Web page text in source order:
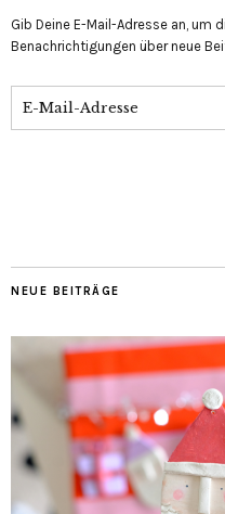
Gib Deine E-Mail-Adresse an, um
Benachrichtigungen über neue
NEUE BEITRÄGE